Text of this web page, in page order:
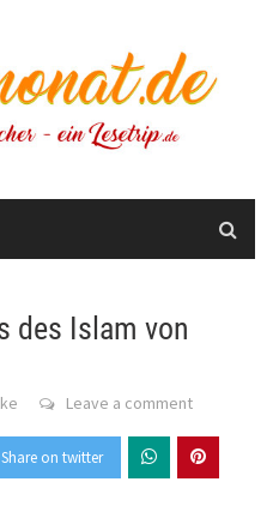
des Islam von
Leave a comment
Share on twitter